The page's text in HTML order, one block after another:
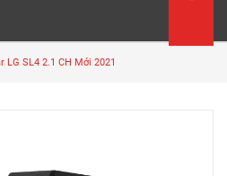
LG SL4 2.1 CH Mới 2021